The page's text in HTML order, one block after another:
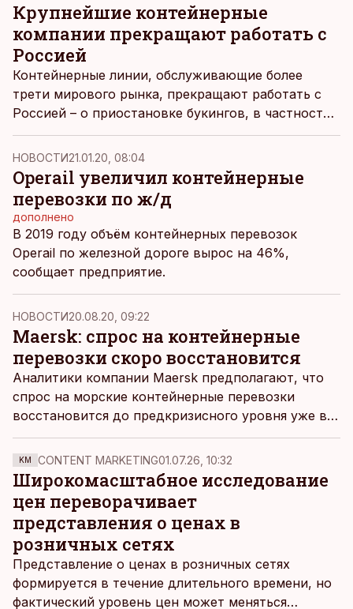
Крупнейшие контейнерные
компании прекращают работать с
Россией
Контейнерные линии, обслуживающие более
трети мирового рынка, прекращают работать с
Россией – о приостановке букингов, в частности,
официально сообщили Maersk, Mediterranean
Shipping Company и CMA CGM.
НОВОСТИ21.01.20, 08:04
Operail увеличил контейнерные
перевозки по ж/д
дополнено
В 2019 году объём контейнерных перевозок
Operail по железной дороге вырос на 46%,
сообщает предприятие.
НОВОСТИ20.08.20, 09:22
Maersk: спрос на контейнерные
перевозки скоро восстановится
Аналитики компании Maersk предполагают, что
спрос на морские контейнерные перевозки
восстановится до предкризисного уровня уже в
первой половине 2021 года.
KM CONTENT MARKETING01.07.26, 10:32
Широкомасштабное исследование
цен переворачивает
представления о ценах в
розничных сетях
Представление о ценах в розничных сетях
формируется в течение длительного времени, но
фактический уровень цен может меняться